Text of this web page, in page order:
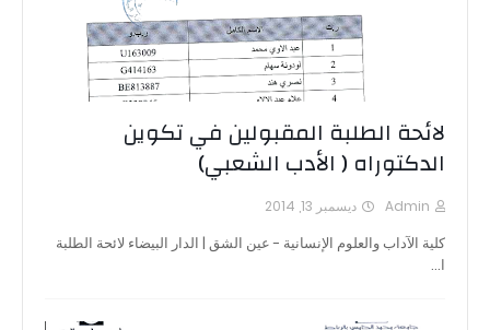
لائحة الطلبة المقبولين في تكوين
الدكتوراه ( الأدب الشعبي)
Admin ديسمبر 13, 2014
كلية الآداب والعلوم الإنسانية - عين الشق | الدار البيضاء لائحة الطلبة
ا…